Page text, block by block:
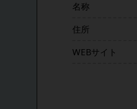
名称
住所
WEBサイト